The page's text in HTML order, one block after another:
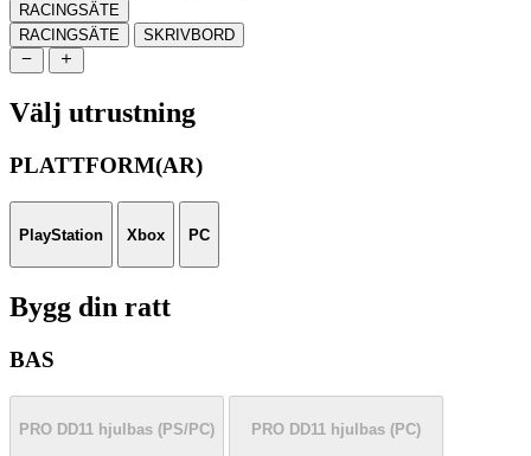
RACINGSÄTE
RACINGSÄTE
SKRIVBORD
Välj utrustning
PLATTFORM(AR)
PlayStation Xbox PC
Bygg din ratt
BAS
PRO DD11 hjulbas (PS/PC) PRO DD11 hjulbas (PC)